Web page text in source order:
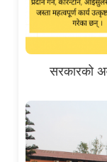
सरकारको